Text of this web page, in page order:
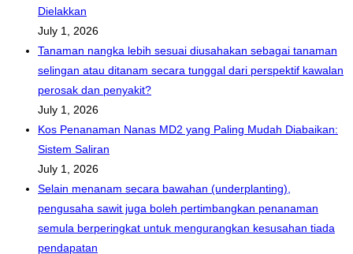
Dielakkan
July 1, 2026
Tanaman nangka lebih sesuai diusahakan sebagai tanaman
selingan atau ditanam secara tunggal dari perspektif kawalan
perosak dan penyakit?
July 1, 2026
Kos Penanaman Nanas MD2 yang Paling Mudah Diabaikan:
Sistem Saliran
July 1, 2026
Selain menanam secara bawahan (underplanting),
pengusaha sawit juga boleh pertimbangkan penanaman
semula berperingkat untuk mengurangkan kesusahan tiada
pendapatan